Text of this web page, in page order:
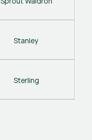
Stanley
Sterling